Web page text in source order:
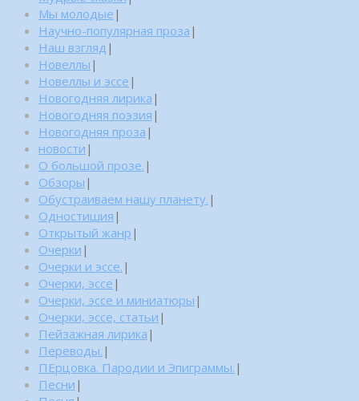
Мы молодые |
Научно-популярная проза |
Наш взгляд |
Новеллы |
Новеллы и эссе |
Новогодняя лирика |
Новогодняя поэзия |
Новогодняя проза |
новости |
О большой прозе. |
Обзоры |
Обустраиваем нашу планету. |
Одностишия |
Открытый жанр |
Очерки |
Очерки и эссе. |
Очерки, эссе |
Очерки, эссе и миниатюры |
Очерки, эссе, статьи |
Пейзажная лирика |
Переводы. |
ПЕрцовка. Пародии и Эпиграммы. |
Песни |